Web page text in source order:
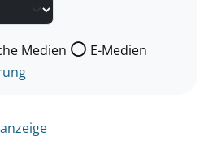
nach der Sie suchen wollen.
Medien
E-Medien